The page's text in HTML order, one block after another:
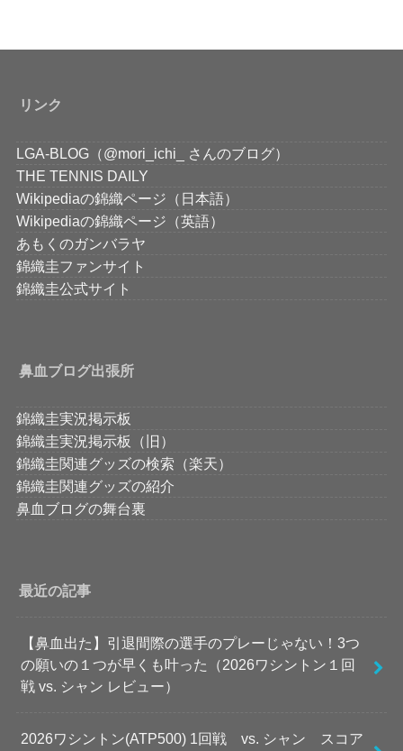
リンク
LGA-BLOG（@mori_ichi_ さんのブログ）
THE TENNIS DAILY
Wikipediaの錦織ページ（日本語）
Wikipediaの錦織ページ（英語）
あもくのガンバラヤ
錦織圭ファンサイト
錦織圭公式サイト
鼻血ブログ出張所
錦織圭実況掲示板
錦織圭実況掲示板（旧）
錦織圭関連グッズの検索（楽天）
錦織圭関連グッズの紹介
鼻血ブログの舞台裏
最近の記事
【鼻血出た】引退間際の選手のプレーじゃない！3つ
の願いの１つが早くも叶った（2026ワシントン１回
戦 vs. シャン レビュー）
2026ワシントン(ATP500) 1回戦 vs. シャン スコア